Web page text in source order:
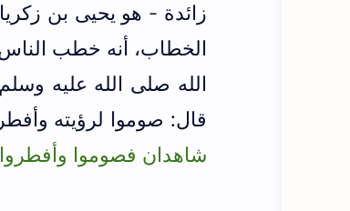
زائدة - هو يحيى بن
الخطاب، أنه خطب
الله صلى الله عليه
قال: صوموا لرؤيته
شاهدان فصوموا وأفطروا